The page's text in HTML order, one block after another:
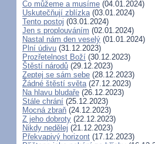
Co můžeme a musíme (04.01.2024)
Uskutečňují zblízka(03.01.2024)
Tento postoj (03.01.2024)
Jen s proplouváním (02.01.2024)
Nastal nám den veselý (01.01.2024)
Plní údivu (31.12.2023)
Prozřetelnost Boží (30.12.2023)
Štěstí národů (29.12.2023)
Zeptej se sám sebe (28.12.2023)
Žádné štěstí světa(27.12.2023)
Na hlavu bludaře (26.12.2023)
Stále chrání (25.12.2023)
Mocná zbraň (24.12.2023)
Z jeho dobroty (22.12.2023)
Nikdy nedělej (21.12.2023)
Překvapivý horizont (17.12.2023)